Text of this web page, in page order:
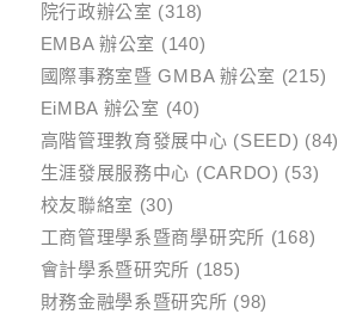
院行政辦公室 (318)
EMBA 辦公室 (140)
國際事務室暨 GMBA 辦公室 (215)
EiMBA 辦公室 (40)
高階管理教育發展中心 (SEED) (84)
生涯發展服務中心 (CARDO) (53)
校友聯絡室 (30)
工商管理學系暨商學研究所 (168)
會計學系暨研究所 (185)
財務金融學系暨研究所 (98)